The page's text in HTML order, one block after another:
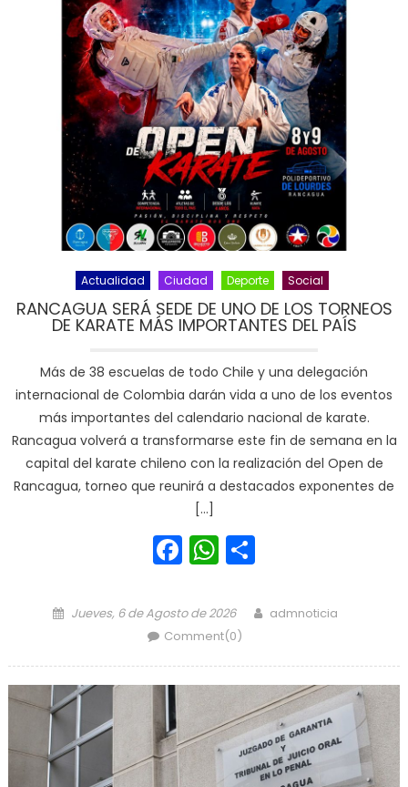
Actualidad Ciudad Deporte Social
RANCAGUA SERÁ SEDE DE UNO DE LOS TORNEOS
DE KARATE MÁS IMPORTANTES DEL PAÍS
Más de 38 escuelas de todo Chile y una delegación
internacional de Colombia darán vida a uno de los eventos
más importantes del calendario nacional de karate.
Rancagua volverá a transformarse este fin de semana en la
capital del karate chileno con la realización del Open de
Rancagua, torneo que reunirá a destacados exponentes de
[…]
Facebook
WhatsApp
Posted on
Jueves, 6 de Agosto de 2026 Author
admnoticia
Comment(0)